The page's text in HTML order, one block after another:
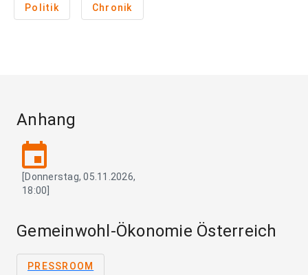
Politik Chronik
Anhang
event
[Donnerstag, 05.11.2026,
18:00]
Gemeinwohl-Ökonomie Österreich
PRESSROOM